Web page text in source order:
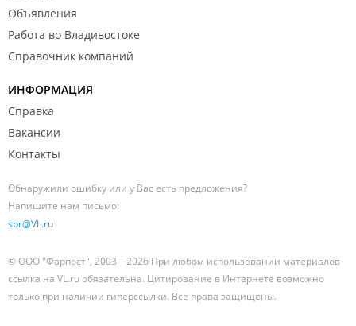
Объявления
Работа во Владивостоке
Справочник компаний
ИНФОРМАЦИЯ
Справка
Вакансии
Контакты
Обнаружили ошибку или у Вас есть предложения?
Напишите нам письмо:
spr@VL.ru
© ООО "Фарпост", 2003—2026 При любом использовании материалов
ссылка на VL.ru обязательна. Цитирование в Интернете возможно
только при наличии гиперссылки. Все права защищены.